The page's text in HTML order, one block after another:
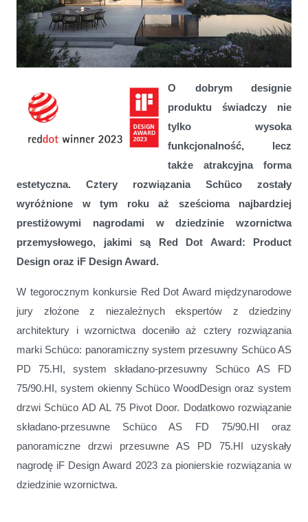
Schüco z nagrodami Red Dot oraz iF Design Award 2023
O dobrym designie
produktu świadczy nie
tylko wysoka
funkcjonalność, lecz
także atrakcyjna forma
estetyczna. Cztery rozwiązania Schüco zostały
wyróżnione w tym roku aż sześcioma najbardziej
prestiżowymi nagrodami w dziedzinie wzornictwa
przemysłowego, jakimi są Red Dot Award: Product
Design oraz iF Design Award.
W tegorocznym konkursie Red Dot Award międzynarodowe
jury złożone z niezależnych ekspertów z dziedziny
architektury i wzornictwa doceniło aż cztery rozwiązania
marki Schüco: panoramiczny system przesuwny Schüco AS
PD 75.HI, system składano-przesuwny Schüco AS FD
75/90.HI, system okienny Schüco WoodDesign oraz system
drzwi Schüco AD AL 75 Pivot Door. Dodatkowo rozwiązanie
składano-przesuwne Schüco AS FD 75/90.HI oraz
panoramiczne drzwi przesuwne AS PD 75.HI uzyskały
nagrodę iF Design Award 2023 za pionierskie rozwiązania w
dziedzinie wzornictwa.